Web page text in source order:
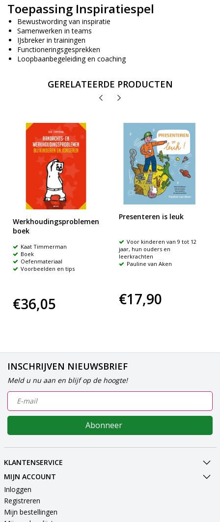
Toepassing Inspiratiespel
Bewustwording van inspiratie
Samenwerken in teams
IJsbreker in trainingen
Functioneringsgesprekken
Loopbaanbegeleiding en coaching
GERELATEERDE PRODUCTEN
Werkhoudingsproblemen
boek
Kaat Timmerman
Boek
Oefenmateriaal
Voorbeelden en tips
€36,05
Presenteren is leuk
Voor kinderen van 9 tot 12
jaar, hun ouders en
leerkrachten
Pauline van Aken
€17,90
INSCHRIJVEN NIEUWSBRIEF
Meld u nu aan en blijf op de hoogte!
Abonneer
KLANTENSERVICE
MIJN ACCOUNT
Inloggen
Registreren
Mijn bestellingen